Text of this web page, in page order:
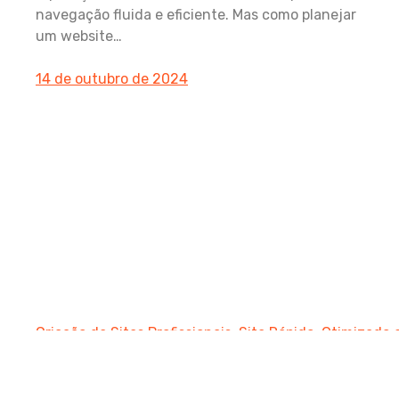
navegação fluida e eficiente. Mas como planejar
um website…
14 de outubro de 2024
Criação de Sites Profissionais: Site Rápido, Otimizado